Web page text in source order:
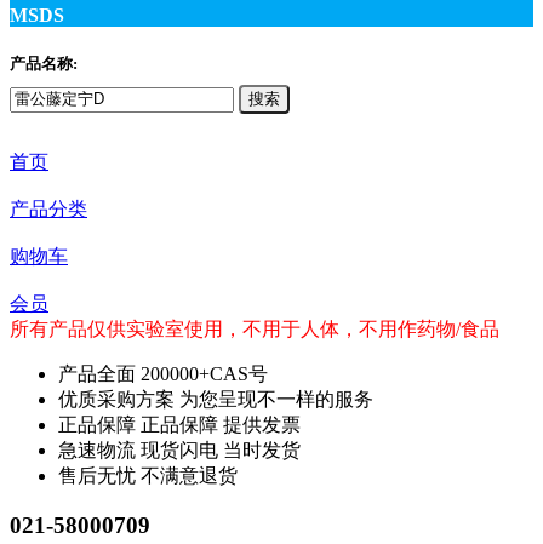
MSDS
产品名称:
搜索
首页
产品分类
购物车
会员
所有产品仅供实验室使用，不用于人体，不用作药物/食品
产品全面 200000+CAS号
优质采购方案 为您呈现不一样的服务
正品保障 正品保障 提供发票
急速物流 现货闪电 当时发货
售后无忧 不满意退货
021-58000709